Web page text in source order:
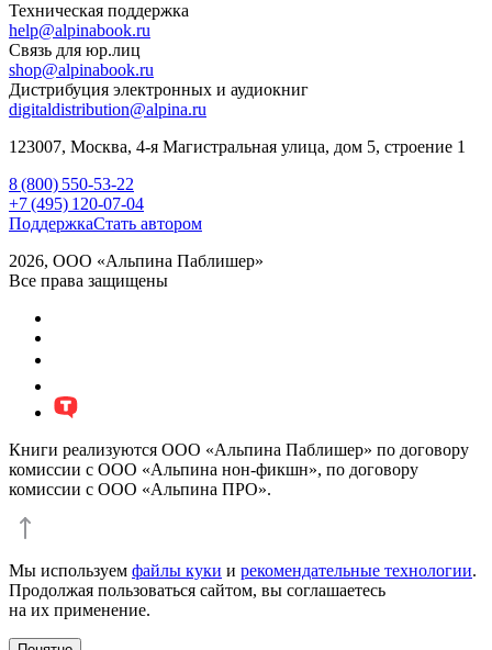
Техническая поддержка
help@alpinabook.ru
Связь для юр.лиц
shop@alpinabook.ru
Дистрибуция электронных и аудиокниг
digitaldistribution@alpina.ru
123007, Москва, 4-я Магистральная улица, дом 5, строение 1
8 (800) 550-53-22
+7 (495) 120-07-04
ПоддержкаСтать автором
2026, ООО «Альпина Паблишер»
Все права защищены
Книги реализуются ООО «Альпина Паблишер» по договору
комиссии с ООО «Альпина нон-фикшн», по договору
комиссии с ООО «Альпина ПРО».
Мы используем файлы куки и рекомендательные технологии.
Продолжая пользоваться сайтом, вы соглашаетесь
на их применение.